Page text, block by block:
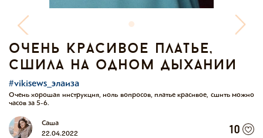
очень красивое платье,
сшила на одном дыхании
#vikisews_элаиза
Очень хорошая инструкция, ноль вопросов, платье красивое, сшить можно
часов за 5-6.
Саша
22.04.2022
10